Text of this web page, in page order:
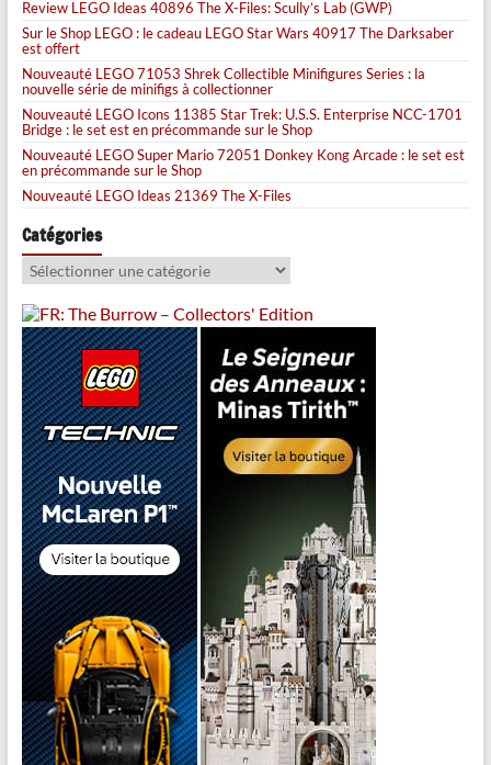
Review LEGO Ideas 40896 The X-Files: Scully’s Lab (GWP)
Sur le Shop LEGO : le cadeau LEGO Star Wars 40917 The Darksaber
est offert
Nouveauté LEGO 71053 Shrek Collectible Minifigures Series : la
nouvelle série de minifigs à collectionner
Nouveauté LEGO Icons 11385 Star Trek: U.S.S. Enterprise NCC-1701
Bridge : le set est en précommande sur le Shop
Nouveauté LEGO Super Mario 72051 Donkey Kong Arcade : le set est
en précommande sur le Shop
Nouveauté LEGO Ideas 21369 The X-Files
Catégories
Catégories